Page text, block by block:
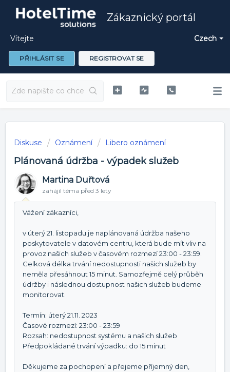
Zákaznický portál
Czech
Vítejte
PŘIHLÁSIT SE REGISTROVAT SE
Diskuse Oznámení Libero oznámení
Plánovaná údržba - výpadek služeb
Martina Duřtová
zahájil téma před 3 lety
Vážení zákazníci,
v úterý 21. listopadu je naplánovaná údržba našeho
poskytovatele v datovém centru, která bude mít vliv na
provoz našich služeb v časovém rozmezí 23:00 - 23:59.
Celková délka trvání nedostupnosti našich služeb by
neměla přesáhnout 15 minut. Samozřejmě celý průběh
údržby i následnou dostupnost našich služeb budeme
monitorovat.
Termín: úterý 21.11. 2023
Časové rozmezí: 23:00 - 23:59
Rozsah: nedostupnost systému a našich služeb
Předpokládané trvání výpadku: do 15 minut
Děkujeme za pochopení a přejeme příjemný den,